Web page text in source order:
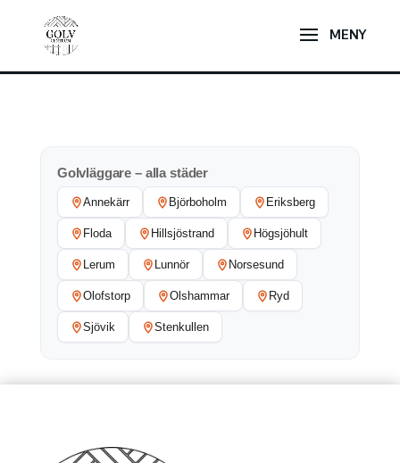
Golvläggare – alla städer
Annekärr Björboholm Eriksberg
Floda Hillsjöstrand Högsjöhult
Lerum Lunnör Norsesund
Olofstorp Olshammar Ryd
Sjövik Stenkullen